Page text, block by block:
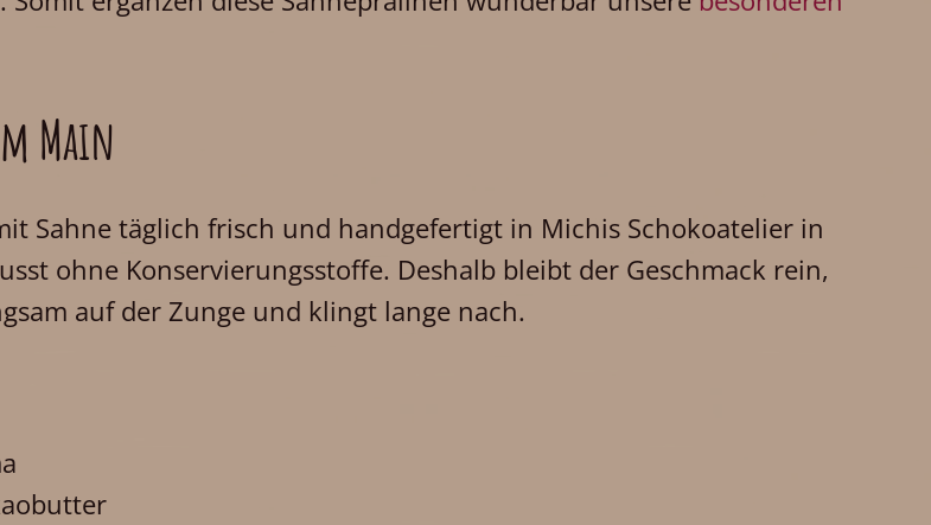
Main
Sahne täglich frisch und handgefertigt in Michis Schokoatelier in
ohne Konservierungsstoffe. Deshalb bleibt der Geschmack rein,
auf der Zunge und klingt lange nach.